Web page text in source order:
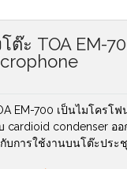
ต๊ะ TOA EM-
EM-700 เป็นไมโครโฟ
cardioid condenser ออ
บการใช้งานบนโต๊ะประ